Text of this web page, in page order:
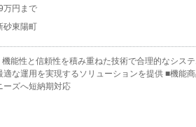
万円まで
砂東陽町
能性と信頼性を積み重ねた技術で合理的なシス
適な運用を実現するソリューションを提供 ■機能
ーズへ短納期対応